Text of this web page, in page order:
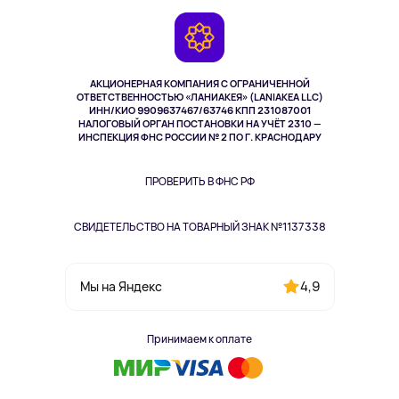
АКЦИОНЕРНАЯ КОМПАНИЯ С ОГРАНИЧЕННОЙ
ОТВЕТСТВЕННОСТЬЮ «ЛАНИАКЕЯ» (LANIAKEA LLC)
ИНН/КИО 9909637467/63746 КПП 231087001
НАЛОГОВЫЙ ОРГАН ПОСТАНОВКИ НА УЧЁТ 2310 —
ИНСПЕКЦИЯ ФНС РОССИИ № 2 ПО Г. КРАСНОДАРУ
ПРОВЕРИТЬ В ФНС РФ
СВИДЕТЕЛЬСТВО НА ТОВАРНЫЙ ЗНАК №1137338
Мы на Яндекс 4,9
Принимаем к оплате
Здоровье питомцев
Одежда и аксессуары